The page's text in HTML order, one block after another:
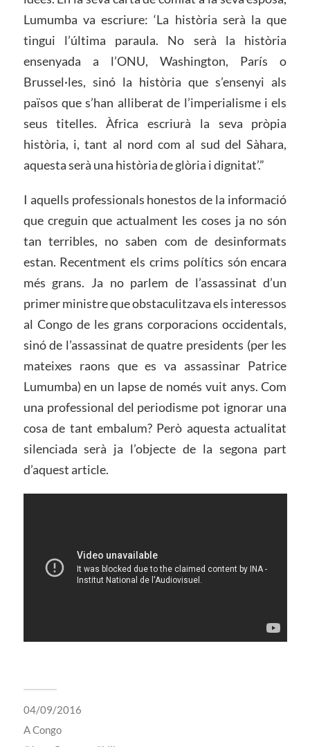
Lumumba va escriure: ‘La història serà la que
tingui l’última paraula. No serà la història
ensenyada a l’ONU, Washington, París o
Brussel·les, sinó la història que s’ensenyi als
països que s’han alliberat de l’imperialisme i els
seus titelles. Àfrica escriurà la seva pròpia
història, i, tant al nord com al sud del Sàhara,
aquesta serà una història de glòria i dignitat’.”
I aquells professionals honestos de la informació
que creguin que actualment les coses ja no són
tan terribles, no saben com de desinformats
estan. Recentment els crims polítics són encara
més grans. Ja no parlem de l’assassinat d’un
primer ministre que obstaculitzava els interessos
al Congo de les grans corporacions occidentals,
sinó de l’assassinat de quatre presidents (per les
mateixes raons que es va assassinar Patrice
Lumumba) en un lapse de només vuit anys. Com
una professional del periodisme pot ignorar una
cosa de tant embalum? Però aquesta actualitat
silenciada serà ja l’objecte de la segona part
d’aquest article.
04/09/2016
ACongo